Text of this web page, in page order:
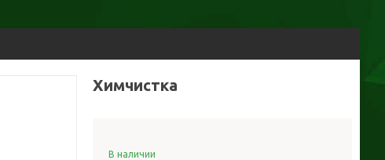
Химчистка
В наличии